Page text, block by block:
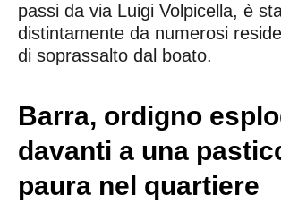
passi da via Luigi Volpicella, è
distintamente da numerosi
di soprassalto dal boato.
Barra, ordigno
davanti a una
paura nel quartiere